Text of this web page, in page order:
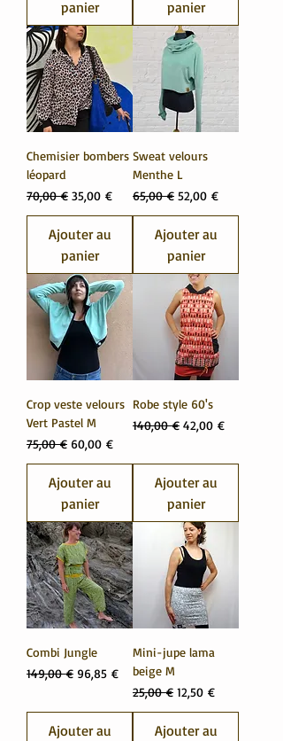
panier
panier
Chemisier bombers
léopard
Prix original
70,00 € Prix promotionnel
35,00 €
Ajouter au
panier
Sweat velours
Menthe L
Prix original
65,00 € Prix promotionnel
52,00 €
Ajouter au
panier
Crop veste velours
Vert Pastel M
Prix original
75,00 € Prix promotionnel
60,00 €
Ajouter au
panier
Robe style 60's
Prix original
140,00 € Prix promotionnel
42,00 €
Ajouter au
panier
Combi Jungle
Prix original
149,00 € Prix promotionnel
96,85 €
Ajouter au
Mini-jupe lama
beige M
Prix original
25,00 € Prix promotionnel
12,50 €
Ajouter au